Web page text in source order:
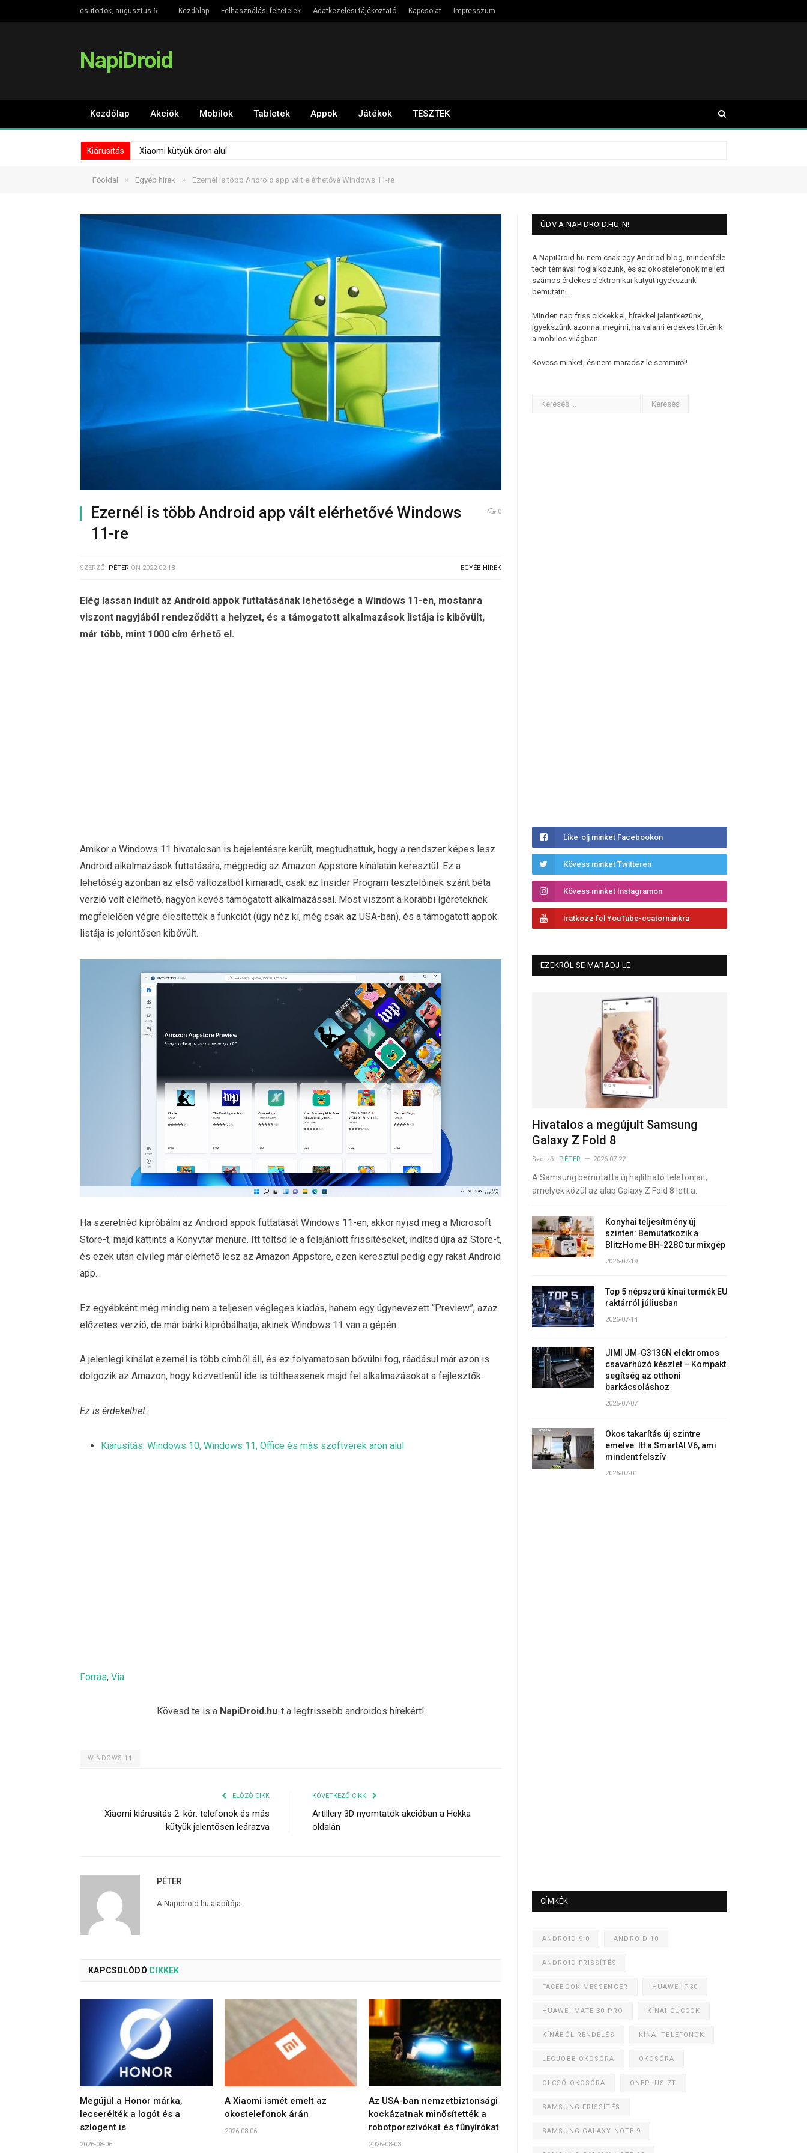
csütörtök, augusztus 6 Kezdőlap Felhasználási feltételek Adatkezelési tájékoztató Kapcsolat Impresszum
NapiDroid
Kezdőlap Akciók Mobilok Tabletek Appok Játékok TESZTEK
Kiárusítás Xiaomi kütyük áron alul
Főoldal » Egyéb hírek » Ezernél is több Android app vált elérhetővé Windows 11-re
Ezernél is több Android app vált elérhetővé Windows
11-re
0
SZERZŐ: PÉTER ON 2022-02-18 EGYÉB HÍREK
Elég lassan indult az Android appok futtatásának lehetősége a Windows 11-en, mostanra
viszont nagyjából rendeződött a helyzet, és a támogatott alkalmazások listája is kibővült,
már több, mint 1000 cím érhető el.
Amikor a Windows 11 hivatalosan is bejelentésre került, megtudhattuk, hogy a rendszer képes lesz
Android alkalmazások futtatására, mégpedig az Amazon Appstore kínálatán keresztül. Ez a
lehetőség azonban az első változatból kimaradt, csak az Insider Program tesztelőinek szánt béta
verzió volt elérhető, nagyon kevés támogatott alkalmazással. Most viszont a korábbi ígéreteknek
megfelelően végre élesítették a funkciót (úgy néz ki, még csak az USA-ban), és a támogatott appok
listája is jelentősen kibővült.
Ha szeretnéd kipróbálni az Android appok futtatását Windows 11-en, akkor nyisd meg a Microsoft
Store-t, majd kattints a Könyvtár menüre. Itt töltsd le a felajánlott frissítéseket, indítsd újra az Store-t,
és ezek után elvileg már elérhető lesz az Amazon Appstore, ezen keresztül pedig egy rakat Android
app.
Ez egyébként még mindig nem a teljesen végleges kiadás, hanem egy úgynevezett “Preview”, azaz
előzetes verzió, de már bárki kipróbálhatja, akinek Windows 11 van a gépén.
A jelenlegi kínálat ezernél is több címből áll, és ez folyamatosan bővülni fog, ráadásul már azon is
dolgozik az Amazon, hogy közvetlenül ide is tölthessenek majd fel alkalmazásokat a fejlesztők.
Ez is érdekelhet:
Kiárusítás: Windows 10, Windows 11, Office és más szoftverek áron alul
Forrás, Via
Kövesd te is a NapiDroid.hu-t a legfrissebb androidos hírekért!
WINDOWS 11
ELŐZŐ CIKK
Xiaomi kiárusítás 2. kör: telefonok és más
kütyük jelentősen leárazva
KÖVETKEZŐ CIKK
Artillery 3D nyomtatók akcióban a Hekka
oldalán
PÉTER
A Napidroid.hu alapítója.
KAPCSOLÓDÓ CIKKEK
Megújul a Honor márka,
lecserélték a logót és a
szlogent is
2026-08-06
A Xiaomi ismét emelt az
okostelefonok árán
2026-08-06
Az USA-ban nemzetbiztonsági
kockázatnak minősítették a
robotporszívókat és fűnyírókat
2026-08-03
ÜDV A NAPIDROID.HU-N!
A NapiDroid.hu nem csak egy Andriod blog, mindenféle
tech témával foglalkozunk, és az okostelefonok mellett
számos érdekes elektronikai kütyüt igyekszünk
bemutatni.
Minden nap friss cikkekkel, hírekkel jelentkezünk,
igyekszünk azonnal megírni, ha valami érdekes történik
a mobilos világban.
Kövess minket, és nem maradsz le semmiről!
Like-olj minket Facebookon
Kövess minket Twitteren
Kövess minket Instagramon
Iratkozz fel YouTube-csatornánkra
EZEKRŐL SE MARADJ LE
Hivatalos a megújult Samsung
Galaxy Z Fold 8
Szerző: PÉTER 2026-07-22
A Samsung bemutatta új hajlítható telefonjait,
amelyek közül az alap Galaxy Z Fold 8 lett a…
Konyhai teljesítmény új
szinten: Bemutatkozik a
BlitzHome BH-228C turmixgép
2026-07-19
Top 5 népszerű kínai termék EU
raktárról júliusban
2026-07-14
JIMI JM-G3136N elektromos
csavarhúzó készlet – Kompakt
segítség az otthoni
barkácsoláshoz
2026-07-07
Okos takarítás új szintre
emelve: Itt a SmartAI V6, ami
mindent felszív
2026-07-01
CÍMKÉK
ANDROID 9.0 ANDROID 10
ANDROID FRISSÍTÉS
FACEBOOK MESSENGER HUAWEI P30
HUAWEI MATE 30 PRO KÍNAI CUCCOK
KÍNÁBÓL RENDELÉS KÍNAI TELEFONOK
LEGJOBB OKOSÓRA OKOSÓRA
OLCSÓ OKOSÓRA ONEPLUS 7T
SAMSUNG FRISSÍTÉS
SAMSUNG GALAXY NOTE 9